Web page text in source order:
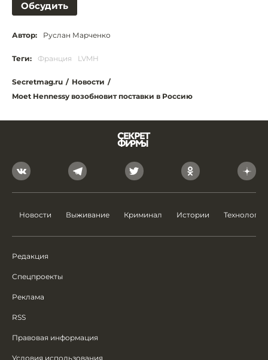
Обсудить
Автор: Руслан Марченко
Теги: Франция LVMH
Secretmag.ru / Новости /
Moet Hennessy возобновит поставки в Россию
Новости Выживание Криминал Истории Технологии
Редакция
Спецпроекты
Реклама
RSS
Правовая информация
Условия использования